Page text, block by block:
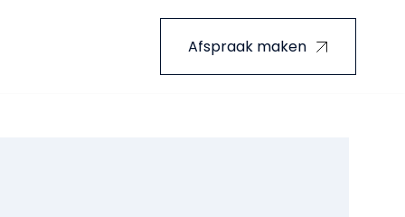
Afspraak maken